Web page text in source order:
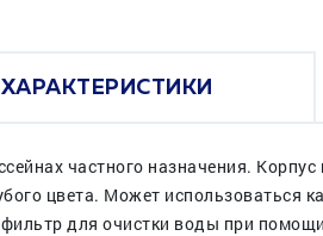
ХАРАКТЕРИСТИКИ
частного назначения.
цвета. Может использоваться
для очистки воды при